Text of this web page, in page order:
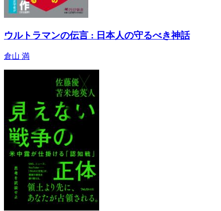
ウルトラマンの伝言 : 日本人の守るべき神話
倉山 満